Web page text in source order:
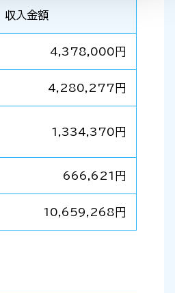
収入金額
4,378,000円
4,280,277円
1,334,370円
666,621円
10,659,268円